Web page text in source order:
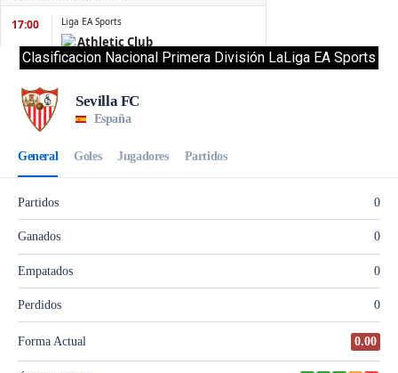
Clasificacion Nacional Primera División LaLiga EA Sports